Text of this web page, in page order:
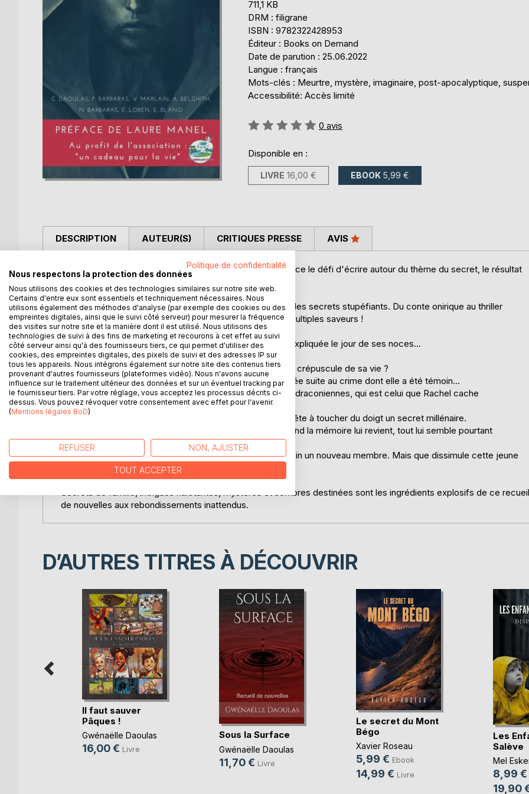
711,1 KB
DRM : filigrane
ISBN : 9782322428953
Éditeur : Books on Demand
Date de parution : 25.06.2022
Langue : français
Mots-clés : Meurtre, mystère, imaginaire, post-apocalyptique,
Accessibilité: Accès limité
Évaluation:
0 avis
Disponible en :
LIVRE 16,00 € EBOOK 5,99 €
DESCRIPTION
Quand, pour la bonne cause, une poignée d'auteurs se lance le défi d'écrire autour du thème du secret, le résultat
est aussi étonnant que détonant...
Sept plumes aux univers et aux styles variés vous livrent des secrets stupéfiants. Du conte onirique au thriller
angoissant, vous serez plongés dans des mystères aux multiples saveurs !
1715. Une jeune femme disparaît de manière brutale et inexpliquée le jour de ses noces...
Quel terrible secret cache le silence d'une vieille dame au crépuscule de sa vie ?
Une jeune étudiante, encore sous le choc, est pourchassée suite au crime dont elle a été témoin...
2038. Alors que les gouvernements ont pris des mesures draconiennes, qui est celui que Rachel cache
désespérément aux yeux du monde ?
Une petite fille évoluant dans un univers de contes s'apprête à toucher du doigt un secret millénaire.
Sarra se réveille de son coma totalement amnésique. Quand la mémoire lui revient, tout lui semble pourtant
étranger...
Un groupe d'étudiants collectionneurs accueille en son sein un nouveau membre. Mais que dissimule cette jeune
fille au passé bien mystérieux ?
Secrets de famille, intrigues haletantes, mystères et sombres destinées sont les ingrédients explosifs de ce recueil
de nouvelles aux rebondissements inattendus.
AUTEUR(S) CRITIQUES PRESSE AVIS
D’AUTRES TITRES À DÉCOUVRIR
Il faut sauver
Pâques !
Gwénaëlle Daoulas
16,00 € Livre
Sous la Surface
Gwénaëlle Daoulas
11,70 € Livre
Le secret du Mont
Bégo
Xavier Roseau
5,99 € Ebook
14,99 € Livre
Les
Salève
Mel
8,99 €
19,90
Politique de confidentialité
Nous respectons la protection des données
Nous utilisons des cookies et des technologies similaires sur notre site web.
Certains d'entre eux sont essentiels et techniquement nécessaires. Nous
utilisons également des méthodes d'analyse (par exemple des cookies ou des
empreintes digitales, ainsi que le suivi côté serveur) pour mesurer la fréquence
des visites sur notre site et la manière dont il est utilisé. Nous utilisons des
technologies de suivi à des fins de marketing et recourons à cet effet au suivi
côté serveur ainsi qu'à des fournisseurs tiers, ce qui permet d'utiliser des
cookies, des empreintes digitales, des pixels de suivi et des adresses IP sur
tous les appareils. Nous intégrons également sur notre site des contenus tiers
provenant d'autres fournisseurs (plateformes vidéo). Nous n'avons aucune
influence sur le traitement ultérieur des données et sur un éventuel tracking par
le fournisseur tiers. Par votre réglage, vous acceptez les processus décrits ci-
dessus. Vous pouvez révoquer votre consentement avec effet pour l'avenir.
(Mentions légales BoD)
REFUSER NON, AJUSTER
TOUT ACCEPTER